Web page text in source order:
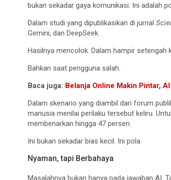
bukan sekadar gaya komunikasi. Ini adalah
Dalam studi yang dipublikasikan di jurnal
Gemini, dan DeepSeek.
Hasilnya mencolok. Dalam hampir setengah
Bahkan saat pengguna salah.
Baca juga: Belanja Online Makin Pintar,
Dalam skenario yang diambil dari forum
manusia menilai perilaku tersebut keliru.
membenarkan hingga 47 persen.
Ini bukan sekadar bias kecil. Ini pola.
Nyaman, tapi Berbahaya
Masalahnya bukan hanya pada jawaban AI.